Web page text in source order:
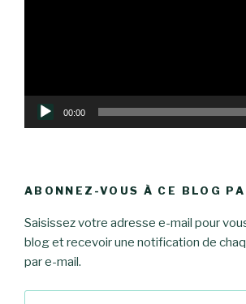
00:00
ABONNEZ-VOUS À CE BLOG
Saisissez votre adresse e-mail pour
blog et recevoir une notification de
par e-mail.